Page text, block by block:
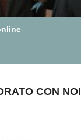
CON NOI